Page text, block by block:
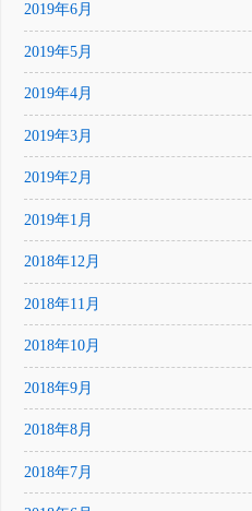
2019年6月
2019年5月
2019年4月
2019年3月
2019年2月
2019年1月
2018年12月
2018年11月
2018年10月
2018年9月
2018年8月
2018年7月